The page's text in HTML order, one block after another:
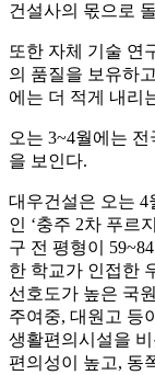
건설사의 몫으로
또한 자체 기술 연
의 품질을 보유하
에는 더 적게 내리
오는 3~4월에는
을 보인다.
대우건설은 오는 4
인 ‘충주 2차 푸르
구 전 평형이
한 학교가 인접한
선호도가 높은 국
주여중, 대원고 등
생활편의시설을
편의성이 높고, 동